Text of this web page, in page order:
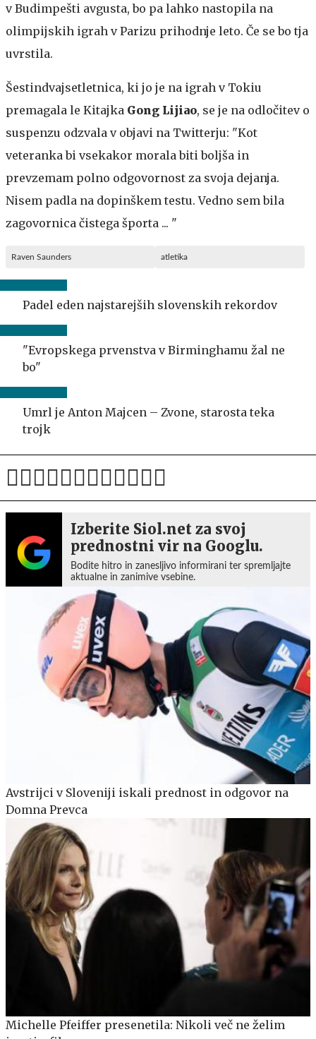
v Budimpešti avgusta, bo pa lahko nastopila na
olimpijskih igrah v Parizu prihodnje leto. Če se bo tja
uvrstila.
Šestindvajsetletnica, ki jo je na igrah v Tokiu
premagala le Kitajka Gong Lijiao, se je na odločitev o
suspenzu odzvala v objavi na Twitterju: "Kot
veteranka bi vsekakor morala biti boljša in
prevzemam polno odgovornost za svoja dejanja.
Nisem padla na dopinškem testu. Vedno sem bila
zagovornica čistega športa ... "
Raven Saunders atletika
Padel eden najstarejših slovenskih rekordov
"Evropskega prvenstva v Birminghamu žal ne
bo"
Umrl je Anton Majcen – Zvone, starosta teka
trojk
Izberite Siol.net za svoj
prednostni vir na Googlu.
Bodite hitro in zanesljivo informirani ter spremljajte
aktualne in zanimive vsebine.
Avstrijci v Sloveniji iskali prednost in odgovor na
Domna Prevca
Michelle Pfeiffer presenetila: Nikoli več ne želim